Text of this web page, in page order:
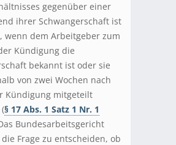
gegenüber einer
ihrer Schwangerschaft ist
wenn dem Arbeitgeber zum
Kündigung die
bekannt ist oder sie
von zwei Wochen nach
Kündigung mitgeteilt
§ 17 Abs. 1 Satz 1 Nr. 1
Bundesarbeitsgericht
Frage zu entscheiden, ob